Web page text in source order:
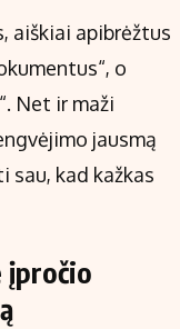
aiškiai apibrėžtus
o
Net ir maži
jausmą
sau, kad kažkas
įpročio